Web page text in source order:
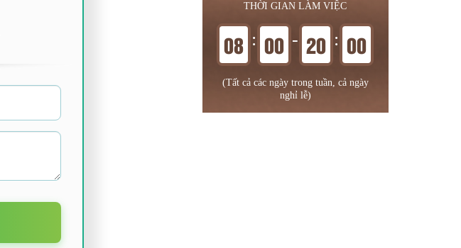
THỜI GIAN LÀM VIỆC
08 : 00 - 20 : 00
(Tất cả các ngày trong tuần, cả ngày
nghỉ lễ)